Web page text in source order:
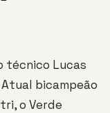
técnico Lucas
bicampeão
o Verde